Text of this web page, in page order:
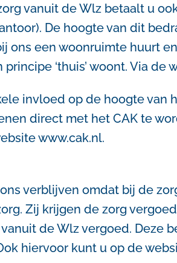
vanuit de Wlz betaalt u
De hoogte van dit
ons een woonruimte huurt
principe ‘thuis’ woont. Via de
invloed op de hoogte van
direct met het CAK te
www.cak.nl.
verblijven omdat bij de
Zij krijgen de zorg
de Wlz vergoed. Deze
hiervoor kunt u op de